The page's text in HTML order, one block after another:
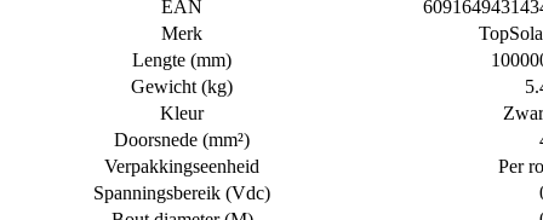
EAN
Merk
Lengte (mm)
Gewicht (kg)
Kleur
Doorsnede (mm²)
Verpakkingseenheid
Per
Spanningsbereik (Vdc)